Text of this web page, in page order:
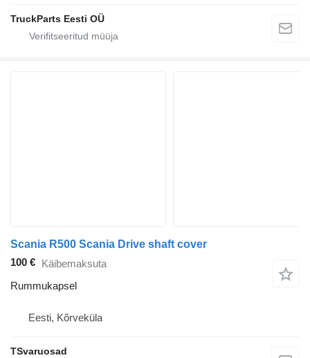
TruckParts Eesti OÜ
Scania R500 Scania Drive shaft cover
100 € Käibemaksuta
Rummukapsel
Eesti, Kõrveküla
TSvaruosad